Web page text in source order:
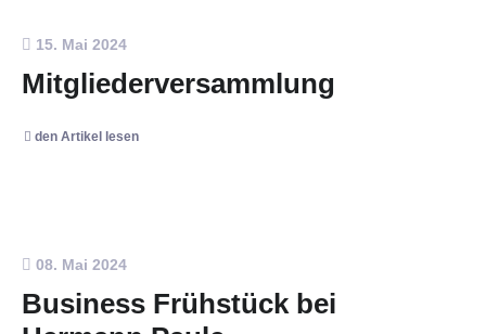
15. Mai 2024
Mitgliederversammlung
den Artikel lesen
08. Mai 2024
Business Frühstück bei